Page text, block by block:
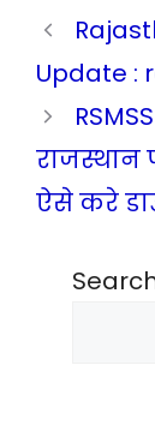
Update :
राजस्थान
ऐसे करे